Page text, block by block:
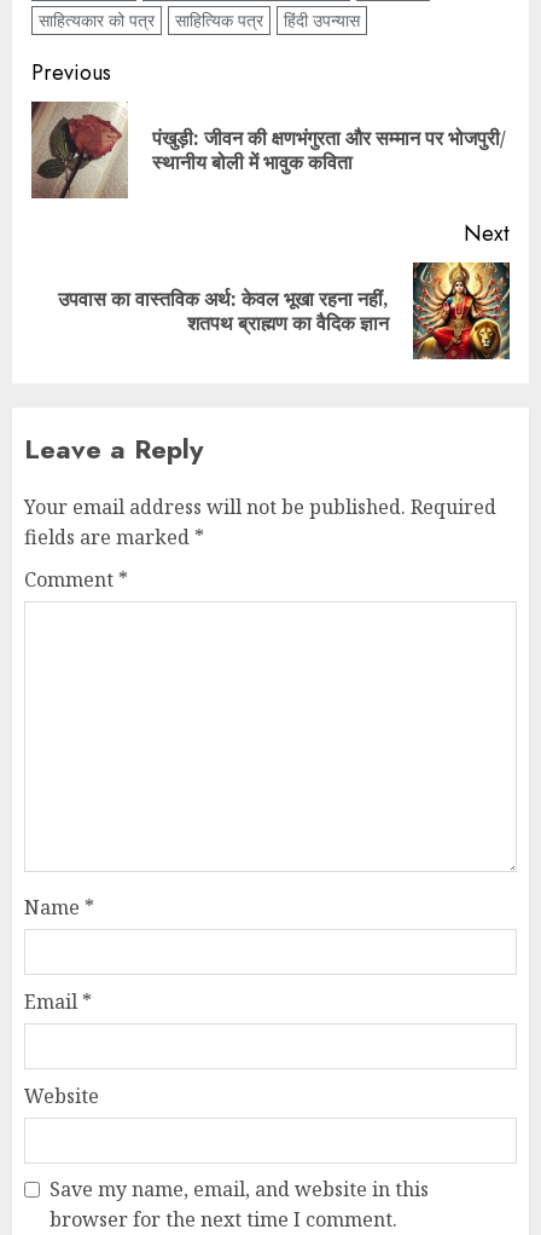
साहित्यकार को पत्र
साहित्यिक पत्र हिंदी उपन्यास
Previous
पंखुड़ी: जीवन की क्षणभंगुरता और सम्मान पर भोजपुरी/
स्थानीय बोली में भावुक कविता
Next
उपवास का वास्तविक अर्थ: केवल भूखा रहना नहीं,
शतपथ ब्राह्मण का वैदिक ज्ञान
Leave a Reply
Your email address will not be published. Required
fields are marked *
Comment *
Name *
Email *
Website
Save my name, email, and website in this
browser for the next time I comment.